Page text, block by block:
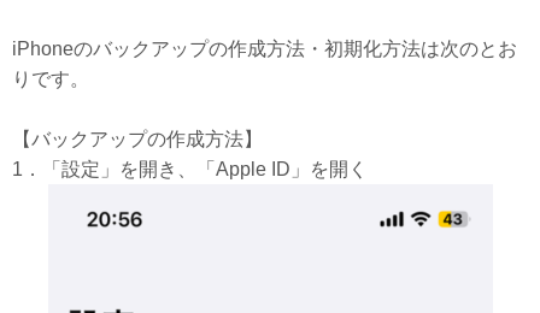
iPhoneのバックアップの作成方法・初期化方法は次のとお
りです。
【バックアップの作成方法】
1．「設定」を開き、「Apple ID」を開く